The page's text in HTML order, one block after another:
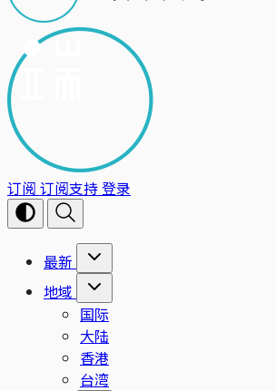
订阅 订阅支持登录
最新
地域
国际
大陆
香港
台湾